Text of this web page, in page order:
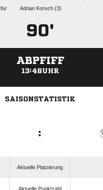
für
  
90'
ABPFIFF
13:48UHR
ANZEIGE
SAISONSTATISTIK
:
Aktuelle Platzierung
Aktuelle Punktzahl